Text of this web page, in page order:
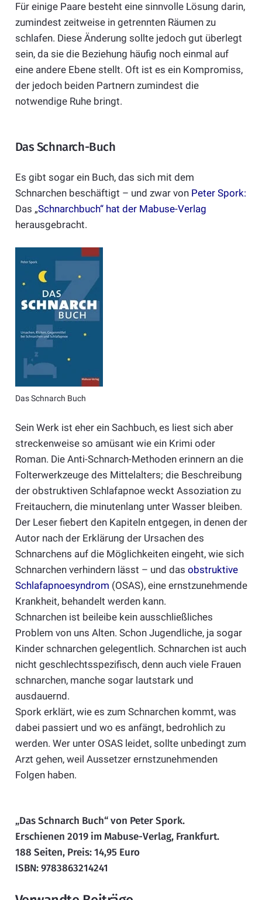
Für einige Paare besteht eine sinnvolle Lösung darin,
zumindest zeitweise in getrennten Räumen zu
schlafen. Diese Änderung sollte jedoch gut überlegt
sein, da sie die Beziehung häufig noch einmal auf
eine andere Ebene stellt. Oft ist es ein Kompromiss,
der jedoch beiden Partnern zumindest die
notwendige Ruhe bringt.
Das Schnarch-Buch
Es gibt sogar ein Buch, das sich mit dem
Schnarchen beschäftigt – und zwar von Peter Spork:
Das „Schnarchbuch“ hat der Mabuse-Verlag
herausgebracht.
Das Schnarch Buch
Sein Werk ist eher ein Sachbuch, es liest sich aber
streckenweise so amüsant wie ein Krimi oder
Roman. Die Anti-Schnarch-Methoden erinnern an die
Folterwerkzeuge des Mittelalters; die Beschreibung
der obstruktiven Schlafapnoe weckt Assoziation zu
Freitauchern, die minutenlang unter Wasser bleiben.
Der Leser fiebert den Kapiteln entgegen, in denen der
Autor nach der Erklärung der Ursachen des
Schnarchens auf die Möglichkeiten eingeht, wie sich
Schnarchen verhindern lässt – und das obstruktive
Schlafapnoesyndrom (OSAS), eine ernstzunehmende
Krankheit, behandelt werden kann.
Schnarchen ist beileibe kein ausschließliches
Problem von uns Alten. Schon Jugendliche, ja sogar
Kinder schnarchen gelegentlich. Schnarchen ist auch
nicht geschlechtsspezifisch, denn auch viele Frauen
schnarchen, manche sogar lautstark und
ausdauernd.
Spork erklärt, wie es zum Schnarchen kommt, was
dabei passiert und wo es anfängt, bedrohlich zu
werden. Wer unter OSAS leidet, sollte unbedingt zum
Arzt gehen, weil Aussetzer ernstzunehmenden
Folgen haben.
„Das Schnarch Buch“ von Peter Spork.
Erschienen 2019 im Mabuse-Verlag, Frankfurt.
188 Seiten, Preis: 14,95 Euro
ISBN: 9783863214241